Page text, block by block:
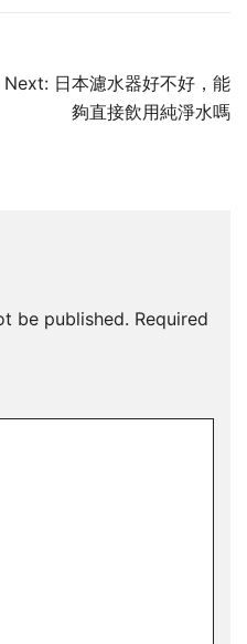
Next: 日本濾水器好不好，能
夠直接飲用純淨水嗎
be published. Required